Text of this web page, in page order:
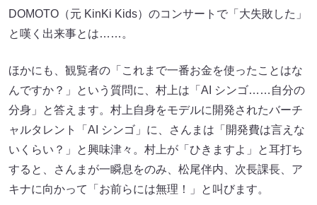
DOMOTO（元 KinKi Kids）のコンサートで「大失敗した」
と嘆く出来事とは……。
ほかにも、観覧者の「これまで一番お金を使ったことはな
んですか？」という質問に、村上は「AI シンゴ……自分の
分身」と答えます。村上自身をモデルに開発されたバーチ
ャルタレント「AI シンゴ」に、さんまは「開発費は言えな
いくらい？」と興味津々。村上が「ひきますよ」と耳打ち
すると、さんまが一瞬息をのみ、松尾伴内、次長課長、ア
キナに向かって「お前らには無理！」と叫びます。